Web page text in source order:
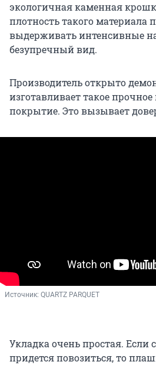
экологичная каменная
плотность такого материала
выдерживать интенсивные
безупречный вид.
Производитель открыто
изготавливает такое
покрытие. Это вызывает
Источник: QUARTZ PARQUET
Укладка очень простая. Если
придется повозиться, то